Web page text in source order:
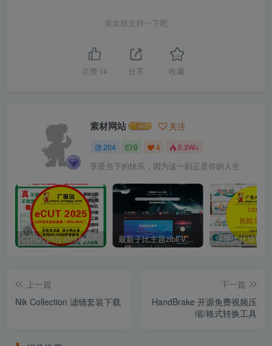
喜欢就支持一下吧
点赞 14 分享 收藏
素材网站 关注
204 0 4 5.3W+
享受当下的快乐，因为这一刻正是你的人生
CDR2025自动排版软件排孔插件ecut省料LED冲孔字解决提示升级问题 最新子比主题zibll-V7.9.2 开心版源码 | WordPress主题源码
上一篇
Nik Collection 滤镜套装下载
下一篇
HandBrake 开源免费视频压
缩/格式转换工具